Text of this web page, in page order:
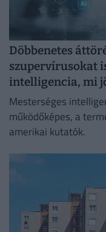
Döbbenetes
szupervírusokat
intelligencia, mi
Mesterséges
működőképes, a
amerikai kutatók.